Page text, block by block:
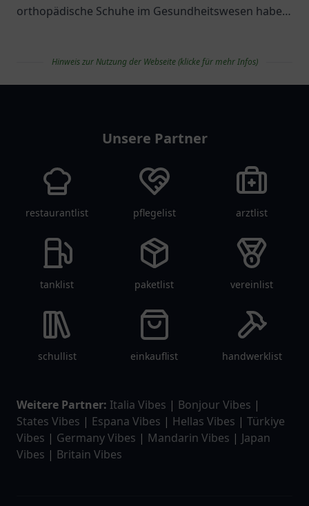
orthopädische Schuhe im Gesundheitswesen haben
Hinweis zur Nutzung der Webseite (klicke für mehr Infos)
Unsere Partner
restaurantlist pflegelist arztlist
tanklist paketlist vereinlist
schullist einkauflist handwerklist
Weitere Partner: Italia Vibes | Bonjour Vibes |
States Vibes | Espana Vibes | Hellas Vibes | Türkiye
Vibes | Germany Vibes | Mandarin Vibes | Japan
Vibes | Britain Vibes